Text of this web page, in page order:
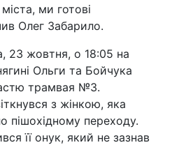
ми готові
Олег Забарило.
23 жовтня, о 18:05 на
Ольги та Бойчука
трамвая №3.
з жінкою, яка
пішохідному переходу.
її онук, який не зазнав